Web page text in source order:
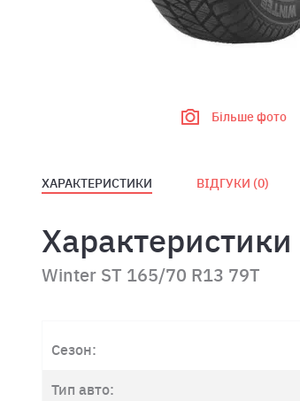
Більше фото
ХАРАКТЕРИСТИКИ ВІДГУКИ (0)
Характеристики
Winter ST 165/70 R13 79T
Сезон:
Тип авто: